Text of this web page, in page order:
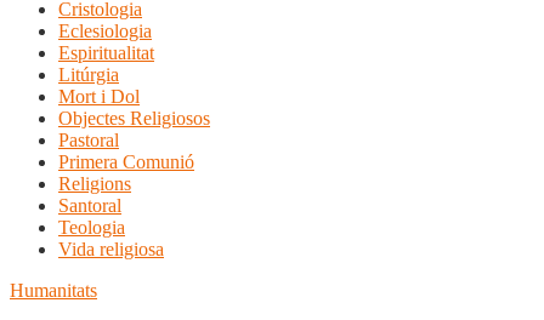
Cristologia
Eclesiologia
Espiritualitat
Litúrgia
Mort i Dol
Objectes Religiosos
Pastoral
Primera Comunió
Religions
Santoral
Teologia
Vida religiosa
Humanitats